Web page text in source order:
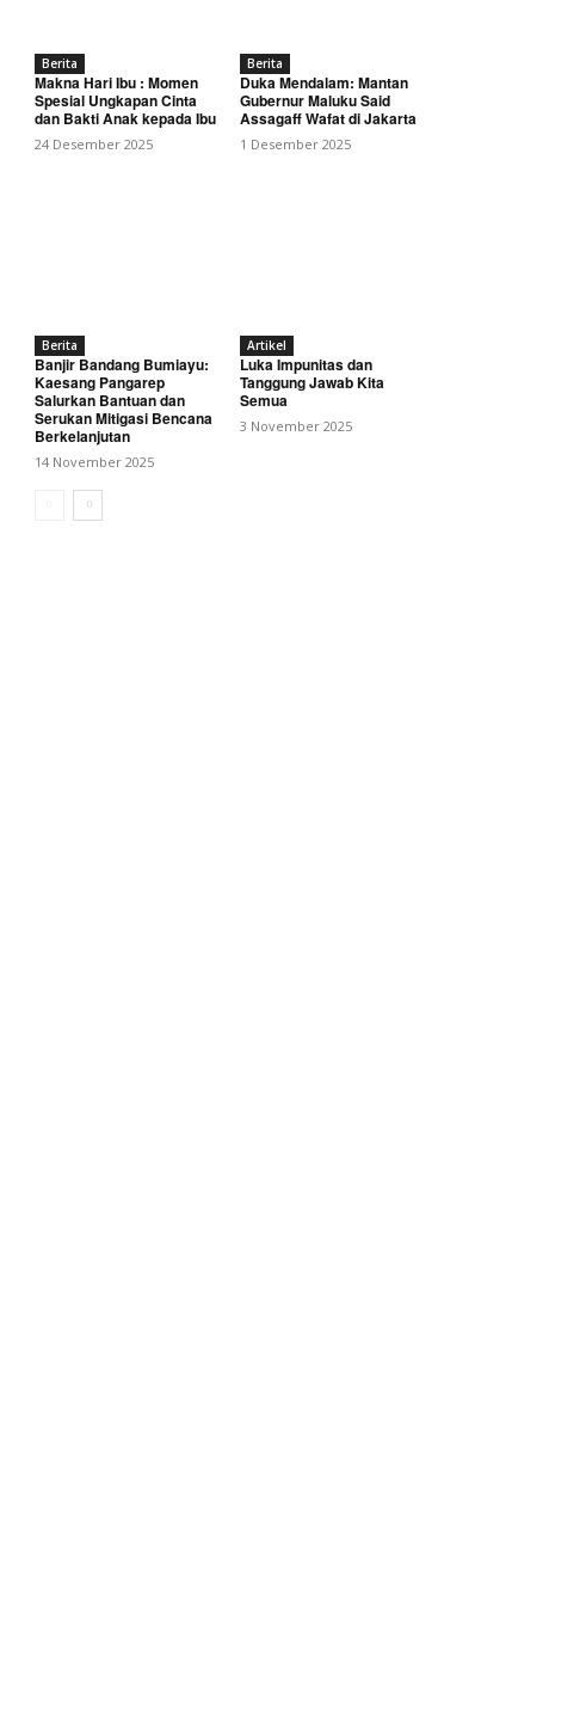
di Pekalongan
Berita
Makna Hari Ibu : Momen
Spesial Ungkapan Cinta
dan Bakti Anak kepada Ibu
24 Desember 2025
Berita
Duka Mendalam: Mantan
Gubernur Maluku Said
Assagaff Wafat di Jakarta
1 Desember 2025
Berita
Banjir Bandang Bumiayu:
Kaesang Pangarep
Salurkan Bantuan dan
Serukan Mitigasi Bencana
Berkelanjutan
14 November 2025
Artikel
Luka Impunitas dan
Tanggung Jawab Kita
Semua
3 November 2025